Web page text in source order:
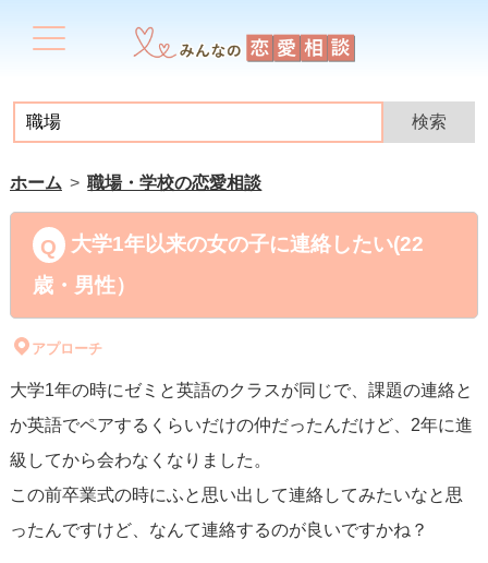
ホーム 職場・学校の恋愛相談
大学1年以来の女の子に連絡したい(22
歳・男性）
アプローチ
大学1年の時にゼミと英語のクラスが同じで、課題の連絡と
か英語でペアするくらいだけの仲だったんだけど、2年に進
級してから会わなくなりました。
この前卒業式の時にふと思い出して連絡してみたいなと思
ったんですけど、なんて連絡するのが良いですかね？